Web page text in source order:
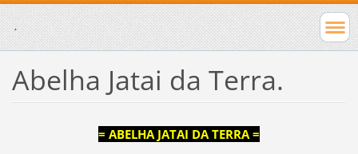
.
Abelha Jatai da Terra.
= ABELHA JATAI DA TERRA =